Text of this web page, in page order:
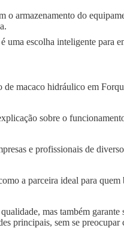
o armazenamento do
uma escolha inteligente para
de macaco hidráulico em
sobre o
e profissionais de
a parceira ideal para
mas também garante
principais, sem se preocupar